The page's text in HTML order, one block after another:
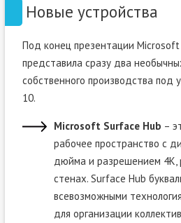
Новые устройства
Под конец презентации
представила сразу два
собственного производства под
10.
Microsoft Surface Hub –
рабочее пространство с
дюйма и разрешением 4К,
стенах. Surface Hub
всевозможными
для организации